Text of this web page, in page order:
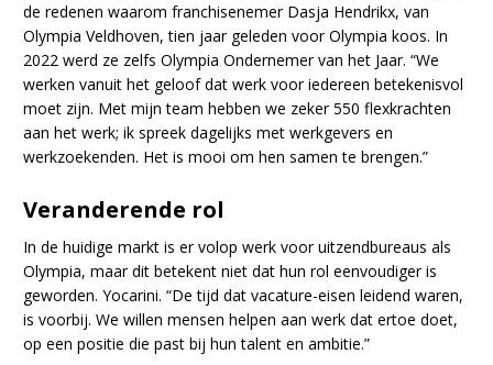
de redenen waarom franchisenemer Dasja Hendrikx, van
Olympia Veldhoven, tien jaar geleden voor Olympia koos. In
2022 werd ze zelfs Olympia Ondernemer van het Jaar. “We
werken vanuit het geloof dat werk voor iedereen betekenisvol
moet zijn. Met mijn team hebben we zeker 550 flexkrachten
aan het werk; ik spreek dagelijks met werkgevers en
werkzoekenden. Het is mooi om hen samen te brengen.”
Veranderende rol
In de huidige markt is er volop werk voor uitzendbureaus als
Olympia, maar dit betekent niet dat hun rol eenvoudiger is
geworden. Yocarini. “De tijd dat vacature-eisen leidend waren,
is voorbij. We willen mensen helpen aan werk dat ertoe doet,
op een positie die past bij hun talent en ambitie.”